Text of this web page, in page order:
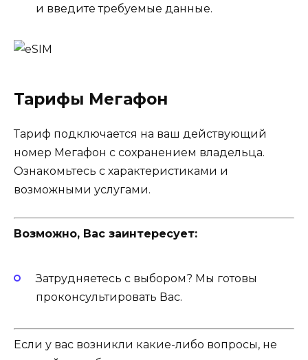
и введите требуемые данные.
Тарифы Мегафон
Тариф подключается на ваш действующий
номер Мегафон с сохранением владельца.
Ознакомьтесь с характеристиками и
возможными услугами.
Возможно, Вас заинтересует:
Затрудняетесь с выбором? Мы готовы
проконсультировать Вас.
Если у вас возникли какие-либо вопросы, не